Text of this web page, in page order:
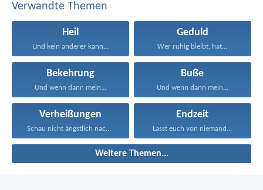
Verwandte Themen
Heil
Und kein anderer kann...
Geduld
Wer ruhig bleibt, hat...
Bekehrung
Und wenn dann mein...
Buße
Und wenn dann mein...
Verheißungen
Schau nicht ängstlich nach...
Endzeit
Lasst euch von niemand...
Weitere Themen...